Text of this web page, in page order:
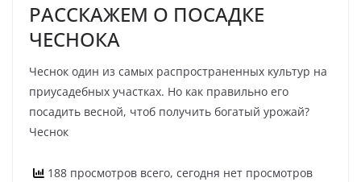
РАССКАЖЕМ О ПОСАДКЕ
ЧЕСНОКА
Чеснок один из самых распространенных культур на
приусадебных участках. Но как правильно его
посадить весной, чтоб получить богатый урожай?
Чеснок
188 просмотров всего, сегодня нет просмотров